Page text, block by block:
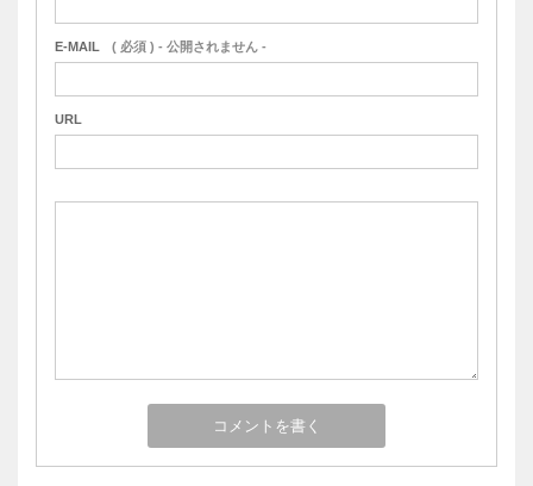
E-MAIL ( 必須 ) - 公開されません -
URL